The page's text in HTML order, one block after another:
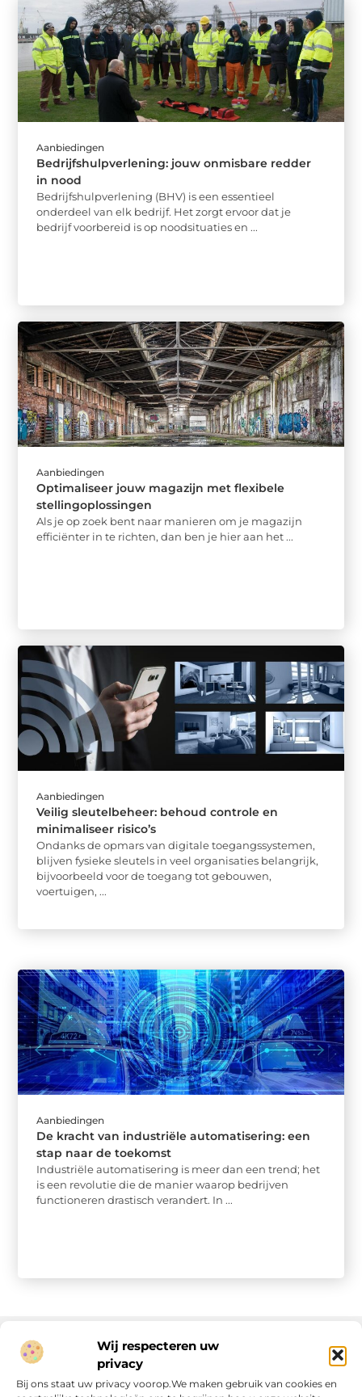
Wij respecteren uw
privacy
Bij ons staat uw privacy voorop.We maken gebruik van cookies en
Aanbiedingen
Bedrijfshulpverlening: jouw onmisbare redder
in nood
Bedrijfshulpverlening (BHV) is een essentieel
onderdeel van elk bedrijf. Het zorgt ervoor dat je
bedrijf voorbereid is op noodsituaties en ...
Aanbiedingen
Optimaliseer jouw magazijn met flexibele
stellingoplossingen
Als je op zoek bent naar manieren om je magazijn
efficiënter in te richten, dan ben je hier aan het ...
Aanbiedingen
Veilig sleutelbeheer: behoud controle en
minimaliseer risico’s
Ondanks de opmars van digitale toegangssystemen,
blijven fysieke sleutels in veel organisaties belangrijk,
bijvoorbeeld voor de toegang tot gebouwen,
voertuigen, ...
Aanbiedingen
De kracht van industriële automatisering: een
stap naar de toekomst
Industriële automatisering is meer dan een trend; het
is een revolutie die de manier waarop bedrijven
functioneren drastisch verandert. In ...
Onze informatie